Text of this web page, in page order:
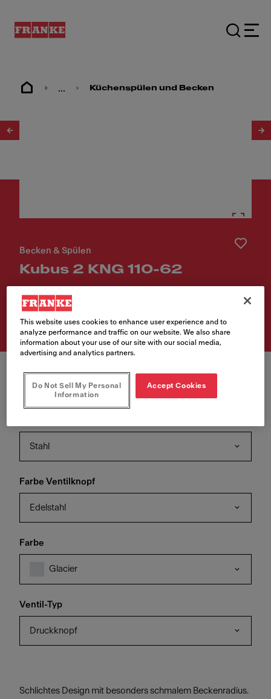
... Küchenspülen und Becken
Becken & Spülen
Kubus 2 KNG 110-62
Artikelnummer
125.0512.517
Stahl
Farbe Ventilknopf
Edelstahl
Farbe
Glacier
Ventil-Typ
Druckknopf
Schlichtes Design mit besonders schmalem Beckenradius.
This website uses cookies to enhance user experience and to
analyze performance and traffic on our website. We also share
information about your use of our site with our social media,
advertising and analytics partners.
Do Not Sell My Personal
Information
Accept Cookies